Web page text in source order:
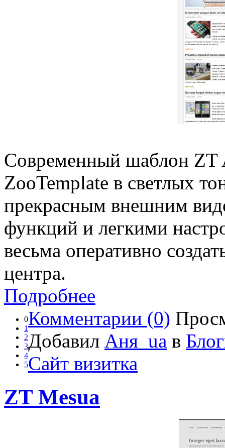
Современный шаблон ZT
ZooTemplate в светлых
прекрасным внешним
функций и легкими
весьма оперативно
центра.
Подробнее
0
1
2
3
4
5
Комментарии (0)
Добавил Аня_ua в
Сайт визитка
ZT Mesua